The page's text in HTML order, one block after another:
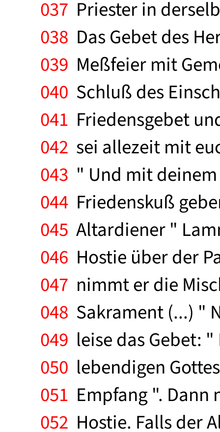
037 Priester in
038 Das Gebet des
039 Meßfeier mit
040 Schluß des
041 Friedensgebet
042 sei allezeit mit
043 " Und mit
044 Friedenskuß
045 Altardiener "
046 Hostie über der
047 nimmt er die
048 Sakrament (...) "
049 leise das Gebet:
050 lebendigen
051 Empfang ".
052 Hostie. Falls der